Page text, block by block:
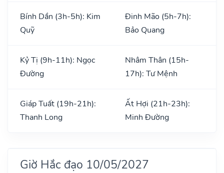
Bính Dần (3h-5h): Kim
Quỹ
Đinh Mão (5h-7h):
Bảo Quang
Kỷ Tị (9h-11h): Ngọc
Đường
Nhâm Thân (15h-
17h): Tư Mệnh
Giáp Tuất (19h-21h):
Thanh Long
Ất Hợi (21h-23h):
Minh Đường
Giờ Hắc đạo 10/05/2027